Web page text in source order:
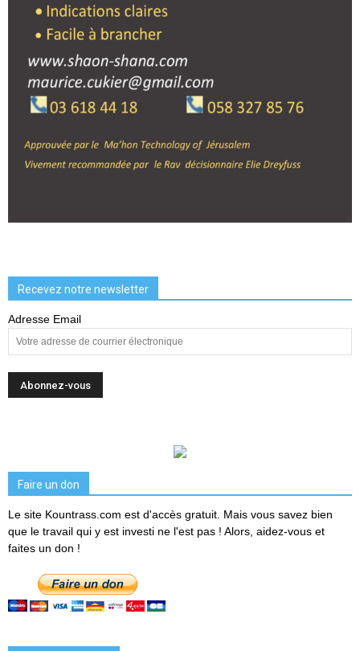
Recevez notre newsletter
Adresse Email
Faire un don
Le site Kountrass.com est d'accès gratuit. Mais vous savez bien
que le travail qui y est investi ne l'est pas ! Alors, aidez-vous et
faites un don !